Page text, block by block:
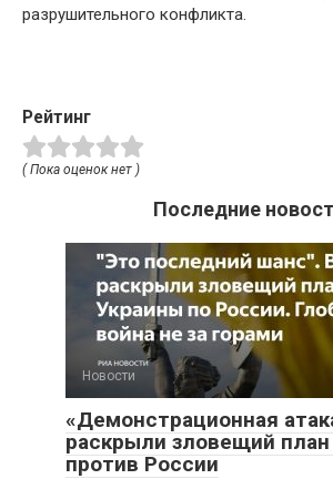
разрушительного конфликта.
Рейтинг
( Пока оценок нет )
Последние
Новости
«Демонстрационная
раскрыли зловещий
против России